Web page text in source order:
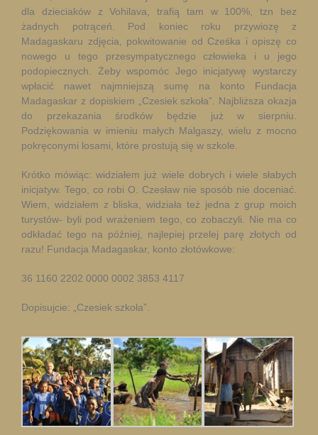
dla dzieciaków z Vohilava, trafią tam w 100%, tzn bez
żadnych potrąceń. Pod koniec roku przywiozę z
Madagaskaru zdjęcia, pokwitowanie od Cześka i opiszę co
nowego u tego przesympatycznego człowieka i u jego
podopiecznych. Żeby wspomóc Jego inicjatywę wystarczy
wpłacić nawet najmniejszą sumę na konto Fundacja
Madagaskar z dopiskiem „Czesiek szkoła”. Najbliższa okazja
do przekazania środków będzie już w sierpniu.
Podziękowania w imieniu małych Malgaszy, wielu z mocno
pokręconymi losami, które prostują się w szkole.
Krótko mówiąc: widziałem już wiele dobrych i wiele słabych
inicjatyw. Tego, co robi O. Czesław nie sposób nie doceniać.
Wiem, widziałem z bliska, widziała też jedna z grup moich
turystów- byli pod wrażeniem tego, co zobaczyli. Nie ma co
odkładać tego na później, najlepiej przelej parę złotych od
razu! Fundacja Madagaskar, konto złotówkowe:
36 1160 2202 0000 0002 3853 4117
Dopisujcie: „Czesiek szkoła”.